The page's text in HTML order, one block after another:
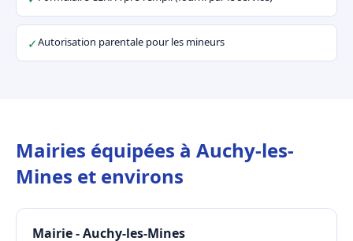
✓Autorisation parentale pour les mineurs
Mairies équipées à Auchy-les-
Mines et environs
Mairie - Auchy-les-Mines